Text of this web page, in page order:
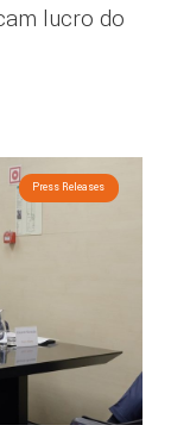
lucro do
Press Releases